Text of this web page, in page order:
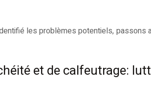
les problèmes potentiels, passons
et de calfeutrage: